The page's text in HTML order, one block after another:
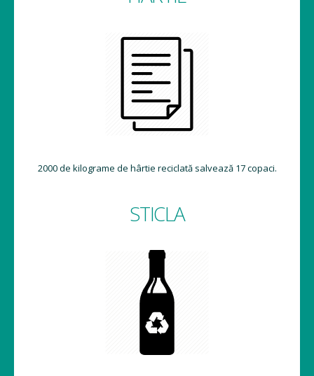
2000 de kilograme de hârtie reciclată salvează 17 copaci.
STICLA